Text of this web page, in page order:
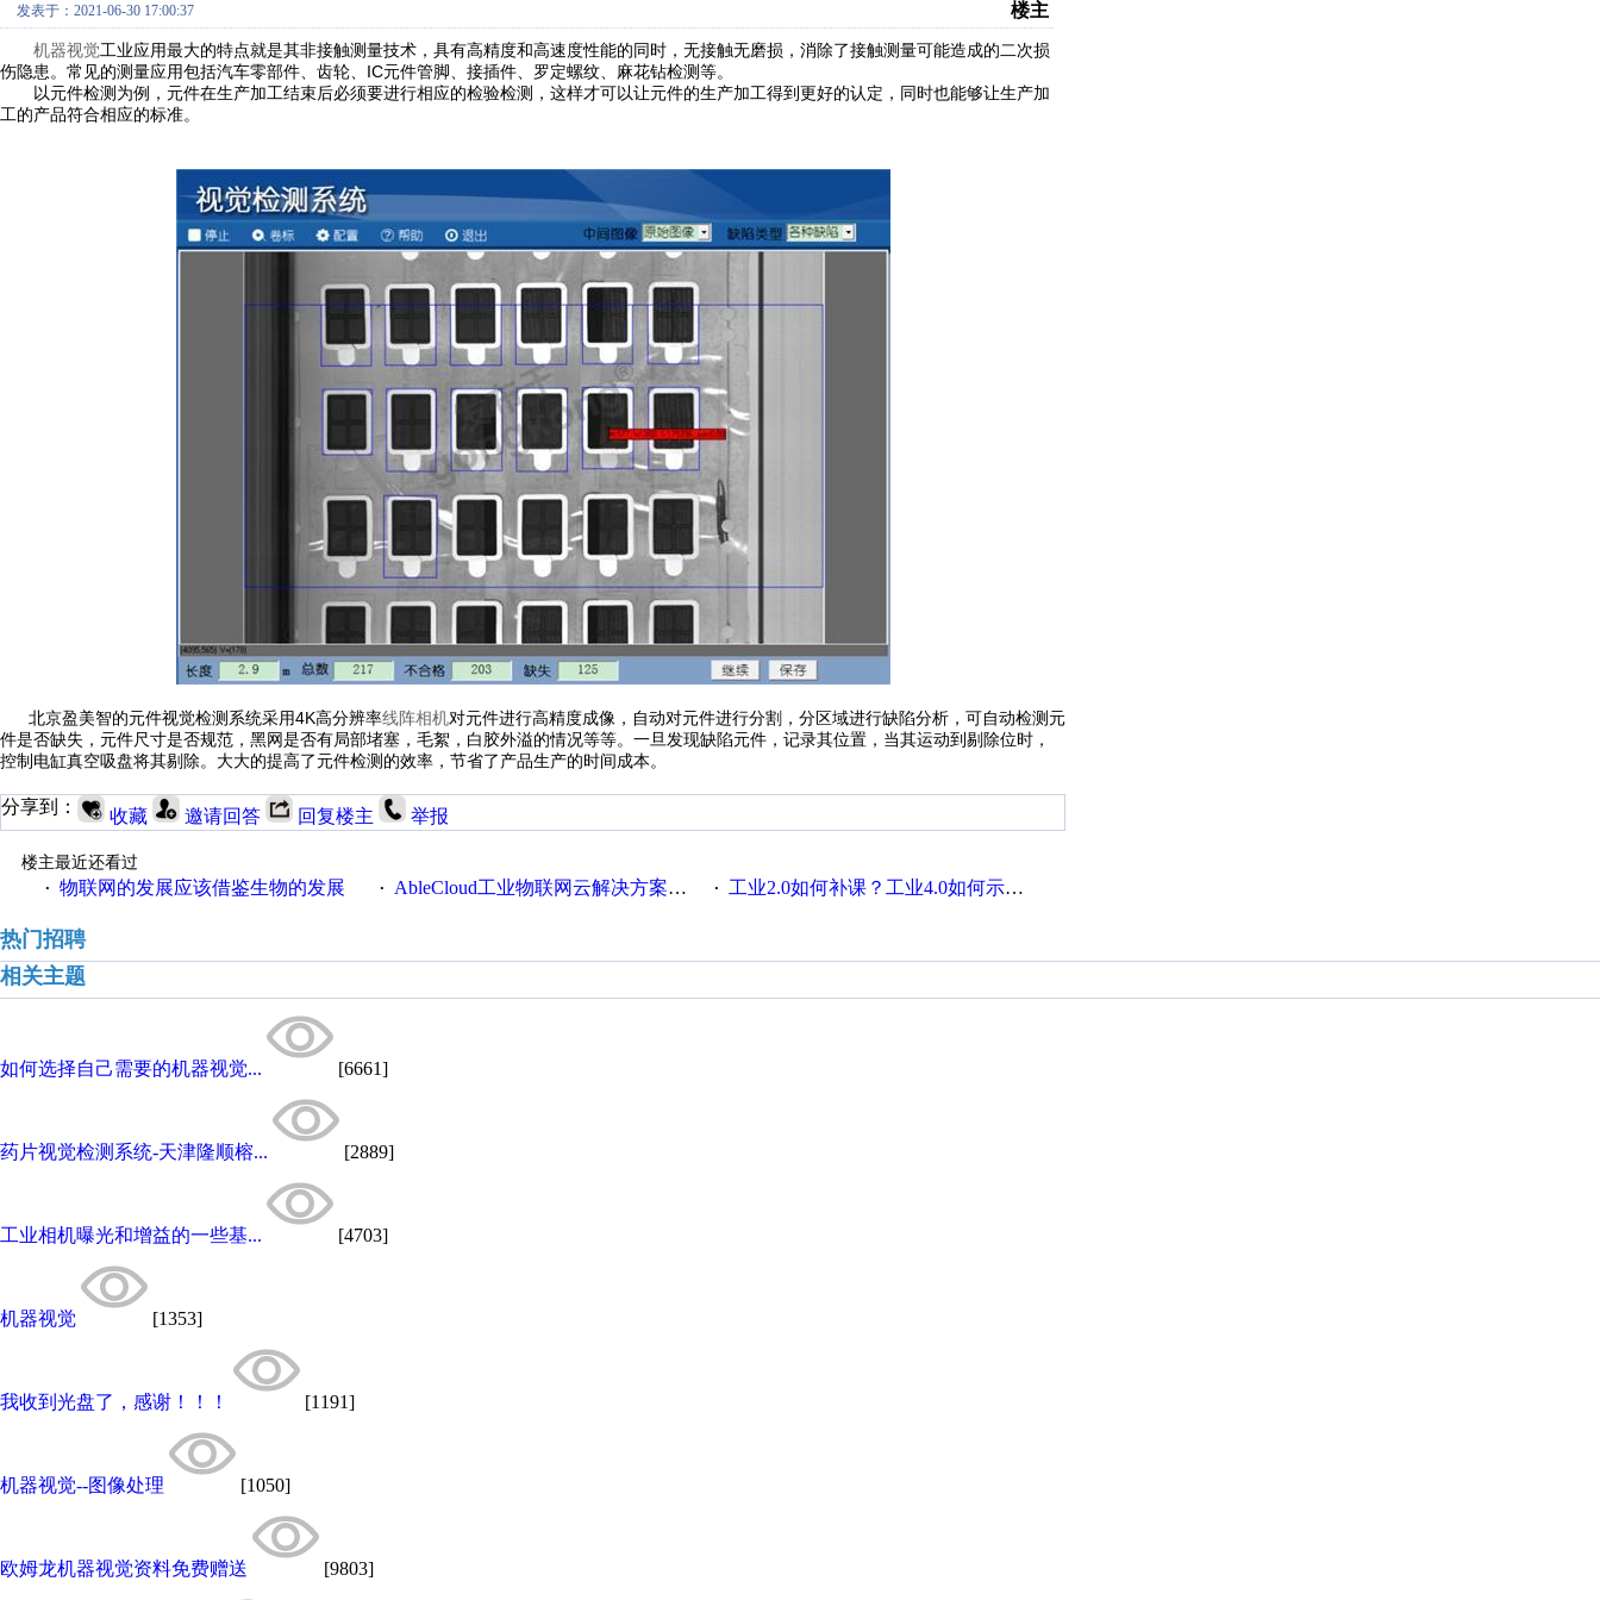
发表于：2021-06-30 17:00:37 楼主
机器视觉工业应用最大的特点就是其非接触测量技术，具有高精度和高速度性能的同时，无接触无磨损，消除了接触测量可能造成的二次损
伤隐患。常见的测量应用包括汽车零部件、齿轮、IC元件管脚、接插件、罗定螺纹、麻花钻检测等。
以元件检测为例，元件在生产加工结束后必须要进行相应的检验检测，这样才可以让元件的生产加工得到更好的认定，同时也能够让生产加
工的产品符合相应的标准。
北京盈美智的元件视觉检测系统采用4K高分辨率线阵相机对元件进行高精度成像，自动对元件进行分割，分区域进行缺陷分析，可自动检测元
件是否缺失，元件尺寸是否规范，黑网是否有局部堵塞，毛絮，白胶外溢的情况等等。一旦发现缺陷元件，记录其位置，当其运动到剔除位时，
控制电缸真空吸盘将其剔除。大大的提高了元件检测的效率，节省了产品生产的时间成本。
分享到： 收藏 邀请回答 回复楼主 举报
楼主最近还看过
· 物联网的发展应该借鉴生物的发展 · AbleCloud工业物联网云解决方案实践及应用 · 工业2.0如何补课？工业4.0如何示范？
热门招聘
相关主题
如何选择自己需要的机器视觉... [6661]
药片视觉检测系统-天津隆顺榕... [2889]
工业相机曝光和增益的一些基... [4703]
机器视觉 [1353]
我收到光盘了，感谢！！！ [1191]
机器视觉--图像处理 [1050]
欧姆龙机器视觉资料免费赠送 [9803]